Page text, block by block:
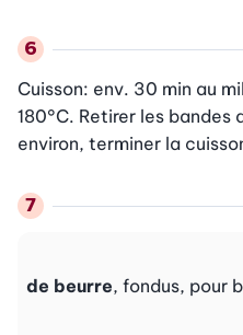
Cuisson: env. 30 min au
180°C. Retirer les bandes
environ, terminer la
de beurre, fondus, pour